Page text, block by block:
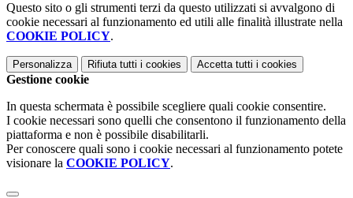
Questo sito o gli strumenti terzi da questo utilizzati si avvalgono di
cookie necessari al funzionamento ed utili alle finalità illustrate nella
COOKIE POLICY.
Personalizza Rifiuta tutti i cookies Accetta tutti i cookies
Gestione cookie
In questa schermata è possibile scegliere quali cookie consentire.
I cookie necessari sono quelli che consentono il funzionamento della
piattaforma e non è possibile disabilitarli.
Per conoscere quali sono i cookie necessari al funzionamento potete
visionare la COOKIE POLICY.